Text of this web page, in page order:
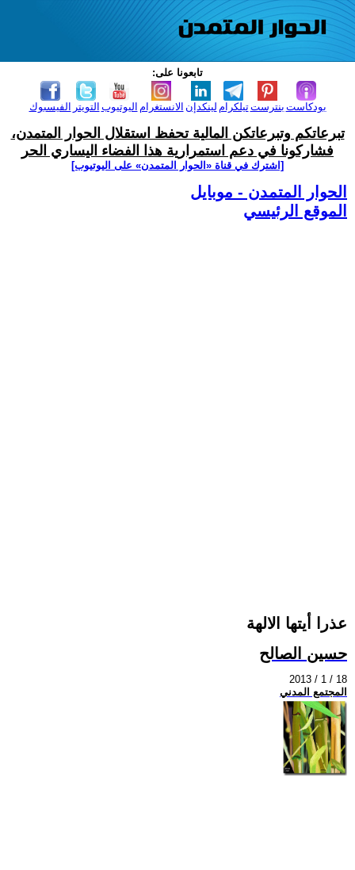
تابعونا على:
الفيسبوك التويتر اليوتيوب الانستغرام لينكدإن تيلكرامبنترست بودكاست
تبرعاتكم وتبرعاتكن المالية تحفظ استقلال الحوار المتمدن،
فشاركونا في دعم استمرارية هذا الفضاء اليساري الحر
[اشترك في قناة ‫«الحوار المتمدن» على اليوتيوب]
الحوار المتمدن - موبايل
الموقع الرئيسي
عذرا أيتها الالهة
حسين الصالح
2013 / 1 / 18
المجتمع المدني